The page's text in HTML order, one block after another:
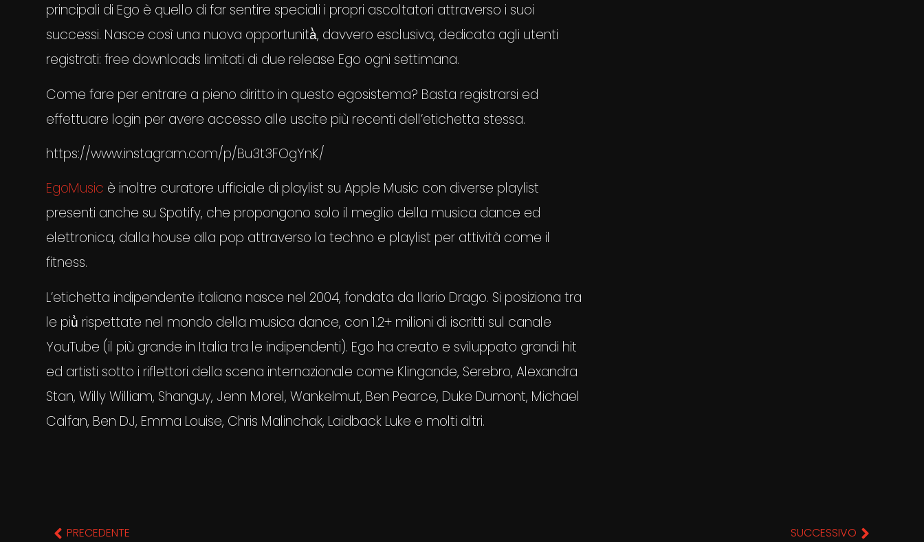
principali di Ego è quello di far sentire speciali i propri ascoltatori attraverso i suoi
successi. Nasce così una nuova opportunità̀, davvero esclusiva, dedicata agli utenti
registrati: free downloads limitati di due release Ego ogni settimana.
Come fare per entrare a pieno diritto in questo egosistema? Basta registrarsi ed
effettuare login per avere accesso alle uscite più recenti dell’etichetta stessa.
https://www.instagram.com/p/Bu3t3FOgYnK/
EgoMusic è inoltre curatore ufficiale di playlist su Apple Music con diverse playlist
presenti anche su Spotify, che propongono solo il meglio della musica dance ed
elettronica, dalla house alla pop attraverso la techno e playlist per attività come il
fitness.
L’etichetta indipendente italiana nasce nel 2004, fondata da Ilario Drago. Si posiziona tra
le più̀ rispettate nel mondo della musica dance, con 1.2+ milioni di iscritti sul canale
YouTube (il più grande in Italia tra le indipendenti). Ego ha creato e sviluppato grandi hit
ed artisti sotto i riflettori della scena internazionale come Klingande, Serebro, Alexandra
Stan, Willy William, Shanguy, Jenn Morel, Wankelmut, Ben Pearce, Duke Dumont, Michael
Calfan, Ben DJ, Emma Louise, Chris Malinchak, Laidback Luke e molti altri.
PRECEDENTE SUCCESSIVO